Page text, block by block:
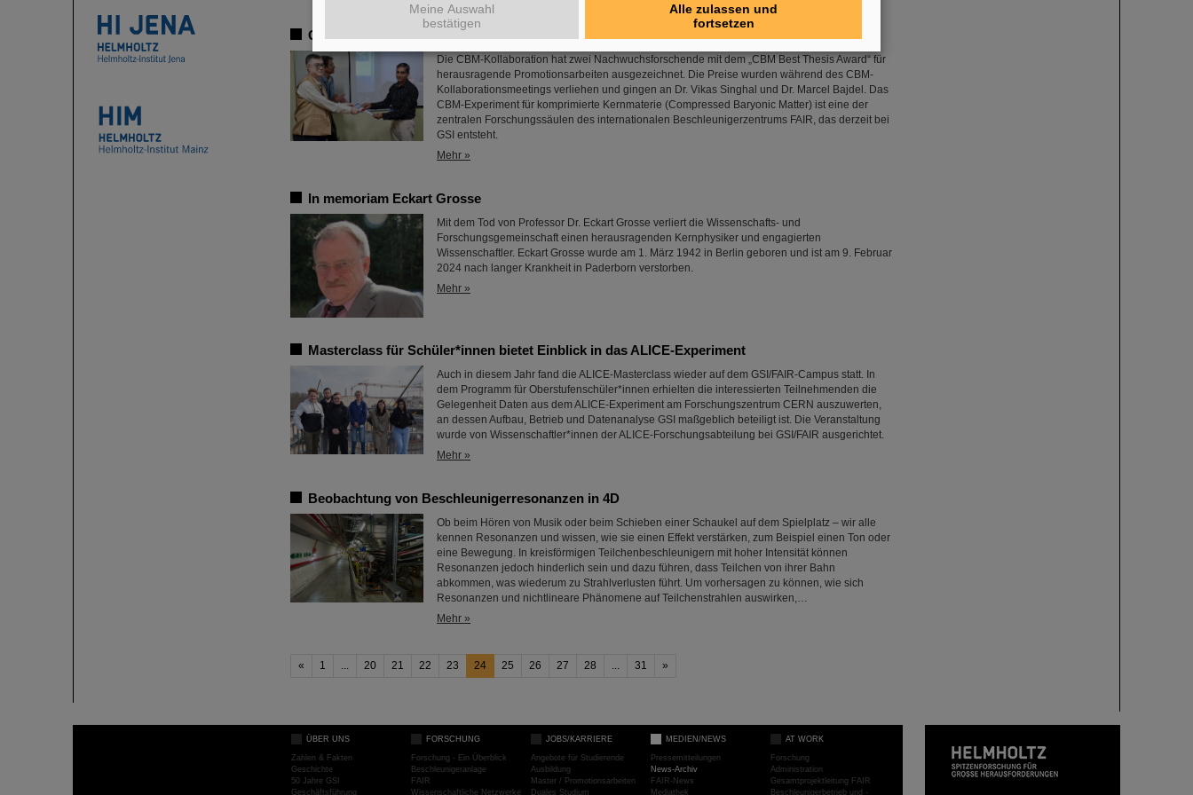
CBM-Kollaboration zeichnet herausragende Promotionsarbeiten aus
Die CBM-Kollaboration hat zwei Nachwuchsforschende mit dem „CBM Best Thesis Award“ für
herausragende Promotionsarbeiten ausgezeichnet. Die Preise wurden während des CBM-
Kollaborationsmeetings verliehen und gingen an Dr. Vikas Singhal und Dr. Marcel Bajdel. Das
CBM-Experiment für komprimierte Kernmaterie (Compressed Baryonic Matter) ist eine der
zentralen Forschungssäulen des internationalen Beschleunigerzentrums FAIR, das derzeit bei
GSI entsteht.
Mehr »
In memoriam Eckart Grosse
Mit dem Tod von Professor Dr. Eckart Grosse verliert die Wissenschafts- und
Forschungsgemeinschaft einen herausragenden Kernphysiker und engagierten
Wissenschaftler. Eckart Grosse wurde am 1. März 1942 in Berlin geboren und ist am 9. Februar
2024 nach langer Krankheit in Paderborn verstorben.
Mehr »
Masterclass für Schüler*innen bietet Einblick in das ALICE-Experiment
Auch in diesem Jahr fand die ALICE-Masterclass wieder auf dem GSI/FAIR-Campus statt. In
dem Programm für Oberstufenschüler*innen erhielten die interessierten Teilnehmenden die
Gelegenheit Daten aus dem ALICE-Experiment am Forschungszentrum CERN auszuwerten,
an dessen Aufbau, Betrieb und Datenanalyse GSI maßgeblich beteiligt ist. Die Veranstaltung
wurde von Wissenschaftler*innen der ALICE-Forschungsabteilung bei GSI/FAIR ausgerichtet.
Mehr »
Beobachtung von Beschleunigerresonanzen in 4D
Ob beim Hören von Musik oder beim Schieben einer Schaukel auf dem Spielplatz – wir alle
kennen Resonanzen und wissen, wie sie einen Effekt verstärken, zum Beispiel einen Ton oder
eine Bewegung. In kreisförmigen Teilchenbeschleunigern mit hoher Intensität können
Resonanzen jedoch hinderlich sein und dazu führen, dass Teilchen von ihrer Bahn
abkommen, was wiederum zu Strahlverlusten führt. Um vorhersagen zu können, wie sich
Resonanzen und nichtlineare Phänomene auf Teilchenstrahlen auswirken,…
Mehr »
« 1 ... 20 21 22 23 24 25 26 27 28 ... 31 »
ÜBER UNS
Zahlen & Fakten
Geschichte
50 Jahre GSI
Geschäftsführung
FORSCHUNG
Forschung - Ein Überblick
Beschleunigeranlage
FAIR
Wissenschaftliche Netzwerke
JOBS/KARRIERE
Angebote für Studierende
Ausbildung
Master / Promotionsarbeiten
Duales Studium
MEDIEN/NEWS
Pressemitteilungen
News-Archiv
FAIR-News
Mediathek
AT WORK
Forschung
Administration
Gesamtprojektleitung FAIR
Beschleunigerbetrieb und -
Meine Auswahl
bestätigen
Alle zulassen und
fortsetzen